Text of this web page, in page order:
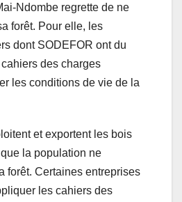
Ndombe regrette de ne
forêt. Pour elle, les
dont SODEFOR ont du
des charges
les conditions de vie de la
et exportent les bois
la population ne
forêt. Certaines entreprises
les cahiers des